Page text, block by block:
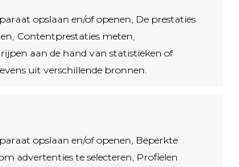
opslaan en/of openen, De prestaties
Contentprestaties meten,
aan de hand van statistieken of
uit verschillende bronnen.
opslaan en/of openen, Beperkte
advertenties te selecteren, Profielen